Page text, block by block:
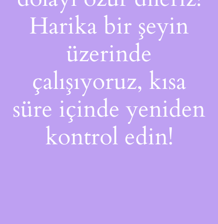
Harika bir şeyin
üzerinde
çalışıyoruz, kısa
süre içinde yeniden
kontrol edin!